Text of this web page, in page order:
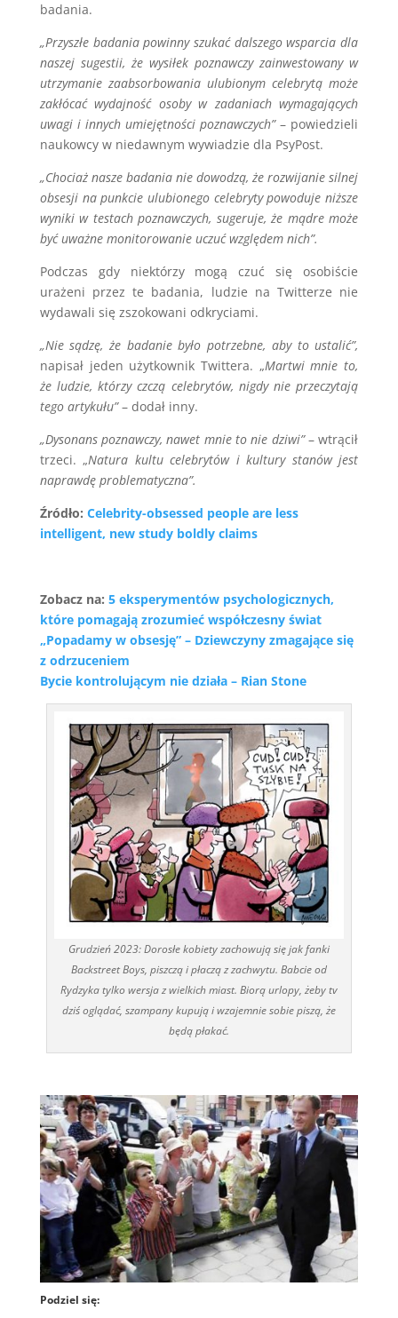
badania.
„Przyszłe badania powinny szukać dalszego wsparcia dla
naszej sugestii, że wysiłek poznawczy zainwestowany w
utrzymanie zaabsorbowania ulubionym celebrytą może
zakłócać wydajność osoby w zadaniach wymagających
uwagi i innych umiejętności poznawczych”– powiedzieli
naukowcy w niedawnym wywiadzie dla PsyPost.
„Chociaż nasze badania nie dowodzą, że rozwijanie silnej
obsesji na punkcie ulubionego celebryty powoduje niższe
wyniki w testach poznawczych, sugeruje, że mądre może
być uważne monitorowanie uczuć względem nich”.
Podczas gdy niektórzy mogą czuć się osobiście
urażeni przez te badania, ludzie na Twitterze nie
wydawali się zszokowani odkryciami.
„Nie sądzę, że badanie było potrzebne, aby to ustalić”,
napisał jeden użytkownik Twittera. „Martwi mnie to,
że ludzie, którzy czczą celebrytów, nigdy nie przeczytają
tego artykułu”– dodał inny.
„Dysonans poznawczy, nawet mnie to nie dziwi”– wtrącił
trzeci. „Natura kultu celebrytów i kultury stanów jest
naprawdę problematyczna”.
Źródło: Celebrity-obsessed people are less
intelligent, new study boldly claims
Zobacz na: 5 eksperymentów psychologicznych,
które pomagają zrozumieć współczesny świat
„Popadamy w obsesję” – Dziewczyny zmagające się
z odrzuceniem
Bycie kontrolującym nie działa – Rian Stone
Grudzień 2023: Dorosłe kobiety zachowują się jak fanki
Backstreet Boys, piszczą i płaczą z zachwytu. Babcie od
Rydzyka tylko wersja z wielkich miast. Biorą urlopy, żeby tv
dziś oglądać, szampany kupują i wzajemnie sobie piszą, że
będą płakać.
Podziel się: